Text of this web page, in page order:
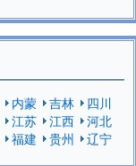
内蒙 吉林
四川
江苏 江西
河北
福建 贵州
辽宁